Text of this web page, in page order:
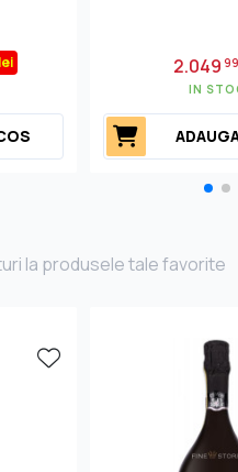
lei 2.04999
IN
la produsele tale favorite